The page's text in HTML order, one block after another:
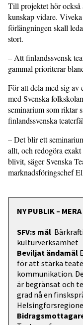
Till projektet hör också
kunskap vidare.
förlängningen skall
stort.
– Att finlandssvensk
gammal prioriterar
För att dela med sig av
med Svenska
seminarium som riktar
finlandssvenska
– Det blir ett
allt, och redogöra
blivit, säger Svenska
marknadsföringschef
NY PUBLIK –
SFV:s mål
kulturverksamhet
Beviljat ändamål
för att stärka
kommunikation.
är begränsat och
grad nå en